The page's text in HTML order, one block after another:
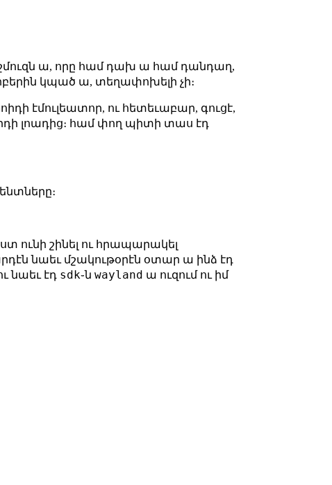
շմուզն ա, որը համ դախ ա համ դանդաղ,
կպած ա, տեղափոխելի չի։
էմուլեատոր, ու հետեւաբար, գուցէ,
լոադից։ համ փող պիտի տաս էդ
ունի շինել ու հրապարակել
նաեւ մշակութօրէն օտար ա ինձ էդ
նաեւ էդ sdk֊նwayland ա ուզում ու իմ